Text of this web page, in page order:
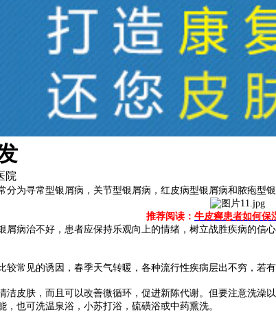
院
寻常型银屑病，关节型银屑病，红皮病型银屑病和脓疱型
推荐阅读： 牛皮癣患者如何保
治不好，患者应保持乐观向上的情绪，树立战胜疾病的信
见的诱因，春季天气转暖，各种流行性疾病层出不穷，若
肤，而且可以改善微循环，促进新陈代谢。但要注意洗澡
也可洗温泉浴，小苏打浴，硫磺浴或中药熏洗。